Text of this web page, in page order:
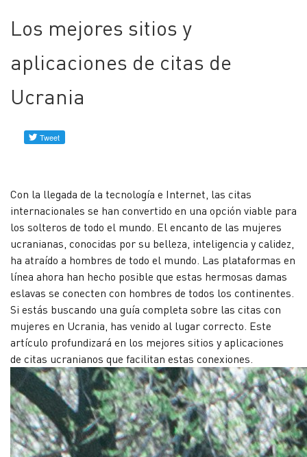
Forum
Perfiles
verificados
Contacto
Los mejores sitios y
aplicaciones de citas de
Ucrania
Con la llegada de la tecnología e Internet, las citas
internacionales se han convertido en una opción viable para
los solteros de todo el mundo. El encanto de las mujeres
ucranianas, conocidas por su belleza, inteligencia y calidez,
ha atraído a hombres de todo el mundo. Las plataformas en
línea ahora han hecho posible que estas hermosas damas
eslavas se conecten con hombres de todos los continentes.
Si estás buscando una guía completa sobre las citas con
mujeres en Ucrania, has venido al lugar correcto. Este
artículo profundizará en los mejores sitios y aplicaciones
de citas ucranianos que facilitan estas conexiones.